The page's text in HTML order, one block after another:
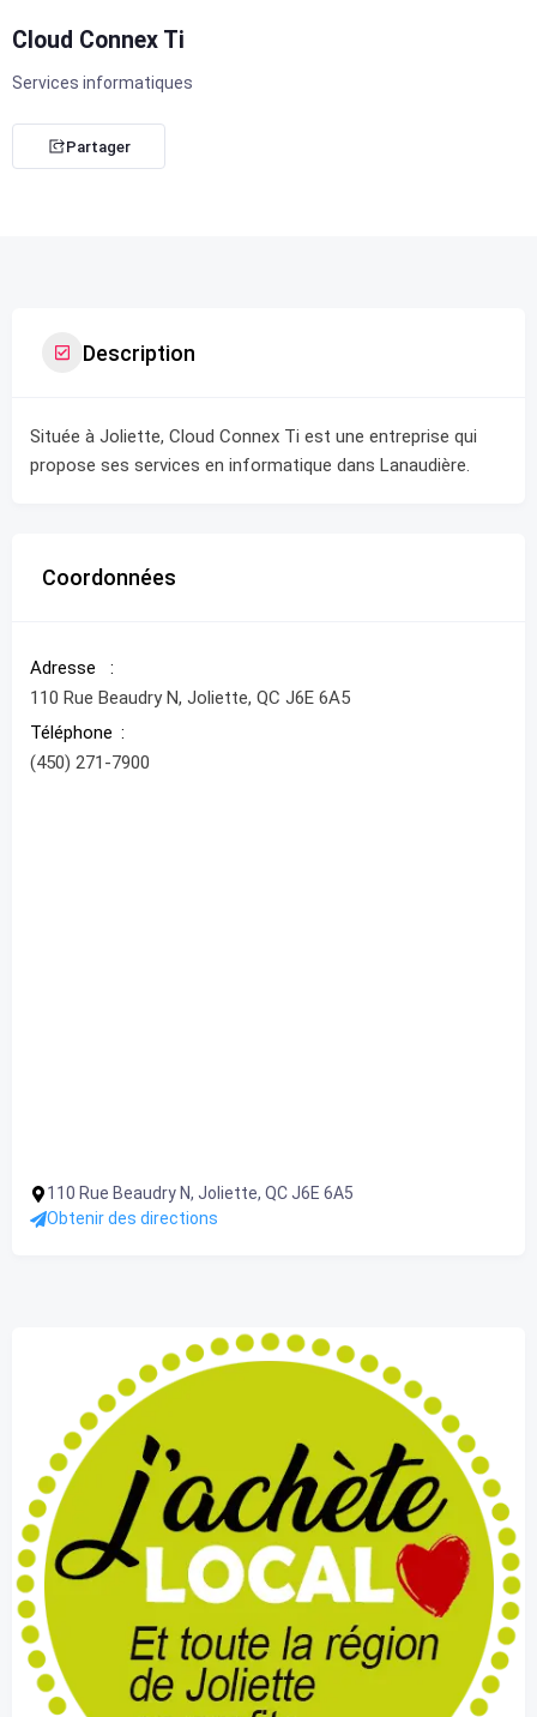
Cloud Connex Ti
Services informatiques
Partager
Description
Située à Joliette, Cloud Connex Ti est une entreprise qui
propose ses services en informatique dans Lanaudière.
Coordonnées
Adresse
110 Rue Beaudry N, Joliette, QC J6E 6A5
Téléphone
(450) 271-7900
110 Rue Beaudry N, Joliette, QC J6E 6A5
Obtenir des directions